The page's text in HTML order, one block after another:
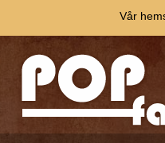
Vår